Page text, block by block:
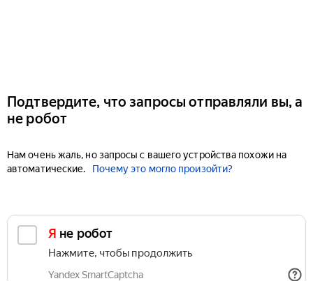
Подтвердите, что запросы отправляли вы, а
не робот
Нам очень жаль, но запросы с вашего устройства похожи на
автоматические.
Почему это могло произойти?
Я не робот
Нажмите, чтобы продолжить
Yandex SmartCaptcha